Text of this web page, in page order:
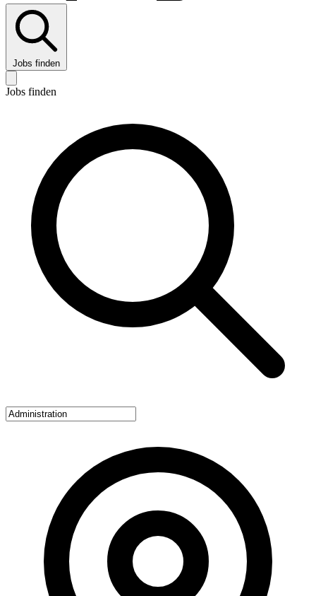
Jobs finden
Jobs finden